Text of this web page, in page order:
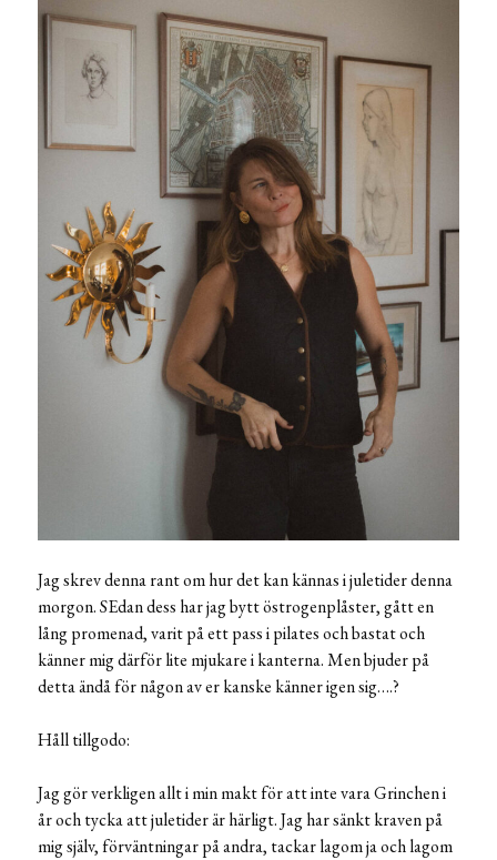
Jag skrev denna rant om hur det kan kännas i juletider denna
morgon. SEdan dess har jag bytt östrogenplåster, gått en
lång promenad, varit på ett pass i pilates och bastat och
känner mig därför lite mjukare i kanterna. Men bjuder på
detta ändå för någon av er kanske känner igen sig….?
Håll tillgodo:
Jag gör verkligen allt i min makt för att inte vara Grinchen i
år och tycka att juletider är härligt. Jag har sänkt kraven på
mig själv, förväntningar på andra, tackar lagom ja och lagom